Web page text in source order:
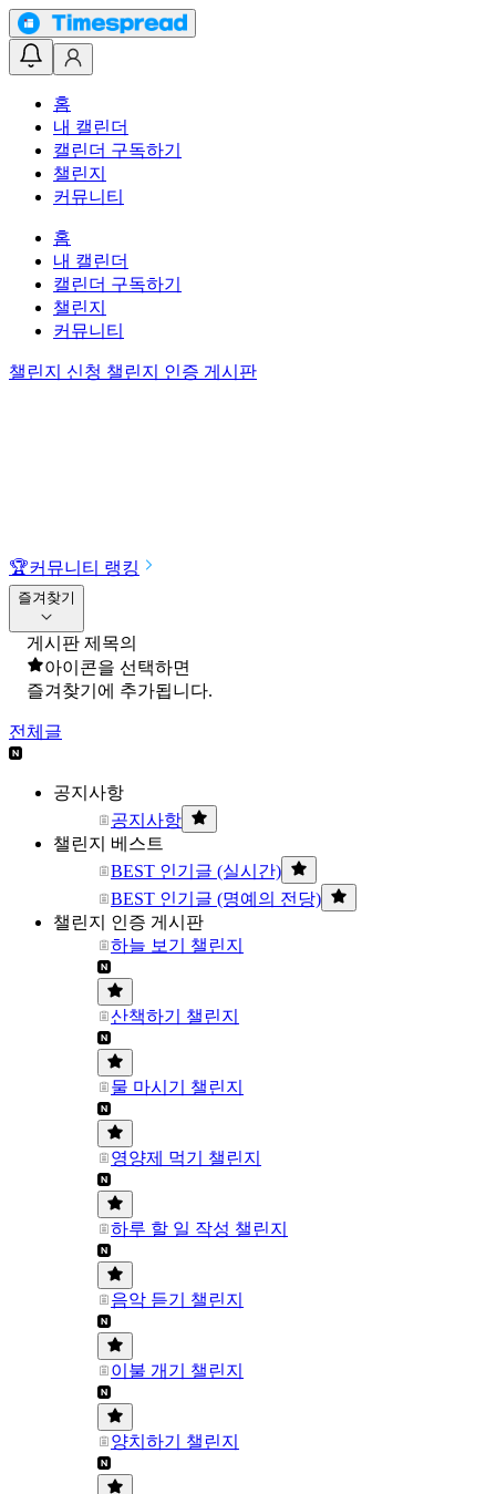
홈
내 캘린더
캘린더 구독하기
챌린지
커뮤니티
홈
내 캘린더
캘린더 구독하기
챌린지
커뮤니티
챌린지 신청 챌린지 인증 게시판
🏆커뮤니티 랭킹
즐겨찾기
게시판 제목의
아이콘을 선택하면
즐겨찾기에 추가됩니다.
전체글
공지사항
공지사항
챌린지 베스트
BEST 인기글 (실시간)
BEST 인기글 (명예의 전당)
챌린지 인증 게시판
하늘 보기 챌린지
산책하기 챌린지
물 마시기 챌린지
영양제 먹기 챌린지
하루 할 일 작성 챌린지
음악 듣기 챌린지
이불 개기 챌린지
양치하기 챌린지